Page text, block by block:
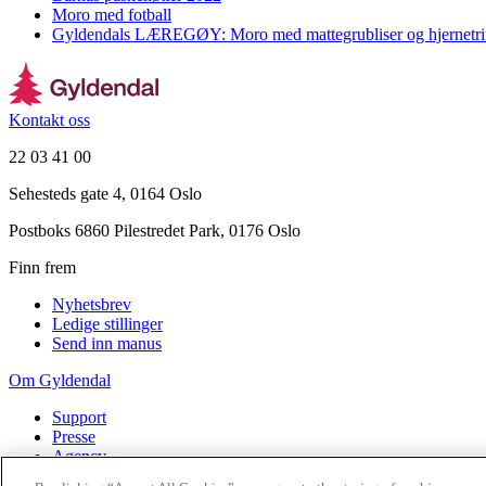
Moro med fotball
Gyldendals LÆREGØY: Moro med mattegrubliser og
Kontakt oss
22 03 41 00
Sehesteds gate 4, 0164 Oslo
Postboks 6860 Pilestredet Park, 0176 Oslo
Finn frem
Nyhetsbrev
Ledige stillinger
Send inn manus
Om Gyldendal
Support
Presse
Agency